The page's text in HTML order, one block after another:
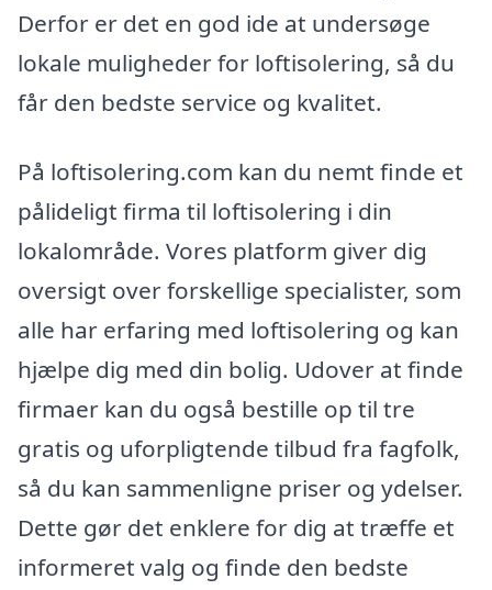
Derfor er det en god ide at undersøge
lokale muligheder for loftisolering, så du
får den bedste service og kvalitet.
På loftisolering.com kan du nemt finde et
pålideligt firma til loftisolering i din
lokalområde. Vores platform giver dig
oversigt over forskellige specialister, som
alle har erfaring med loftisolering og kan
hjælpe dig med din bolig. Udover at finde
firmaer kan du også bestille op til tre
gratis og uforpligtende tilbud fra fagfolk,
så du kan sammenligne priser og ydelser.
Dette gør det enklere for dig at træffe et
informeret valg og finde den bedste